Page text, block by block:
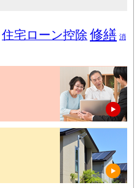
住宅ローン控除 修繕 消